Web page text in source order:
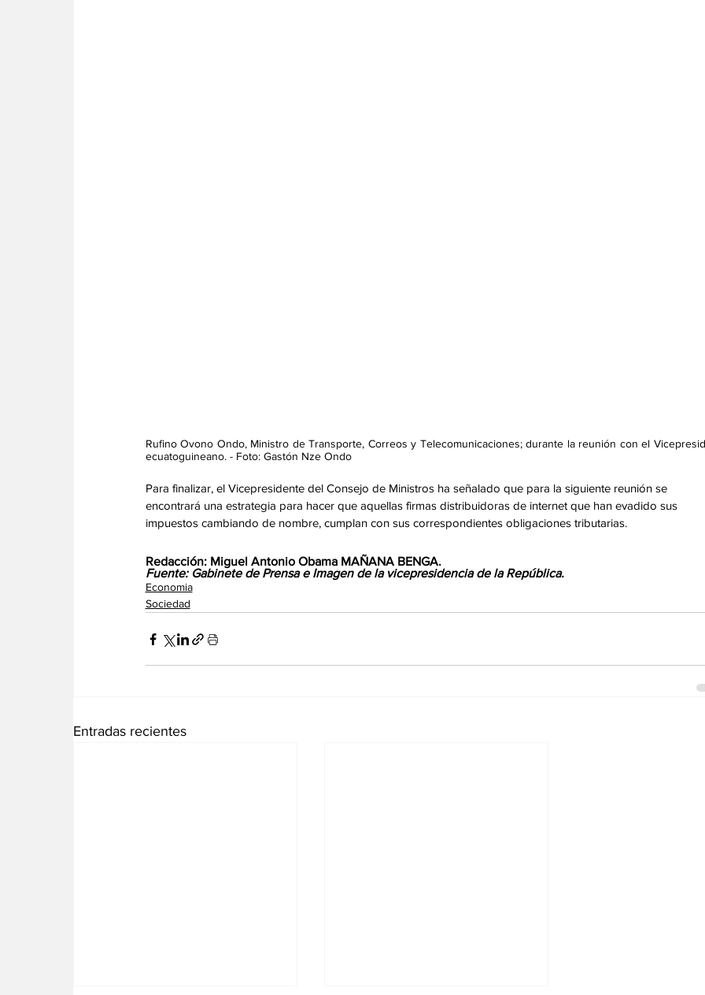
Rufino Ovono Ondo, Ministro de Transporte, Correos y Telecomunicaciones; durante la reunión con el
ecuatoguineano. - Foto: Gastón Nze Ondo
Para finalizar, el Vicepresidente del Consejo de Ministros ha señalado que para la siguiente reunión se
encontrará una estrategia para hacer que aquellas firmas distribuidoras de internet que han evadido sus
impuestos cambiando de nombre, cumplan con sus correspondientes obligaciones tributarias.
Redacción: Miguel Antonio Obama MAÑANA BENGA.
Fuente: Gabinete de Prensa e Imagen de la vicepresidencia de la República.
Economia
Sociedad
Entradas recientes